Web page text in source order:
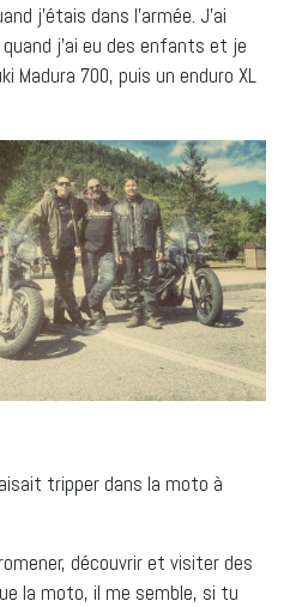
j’étais dans l’armée. J’ai
j’ai eu des enfants et je
Madura 700, puis un enduro XL
tripper dans la moto à
découvrir et visiter des
la moto, il me semble, si tu